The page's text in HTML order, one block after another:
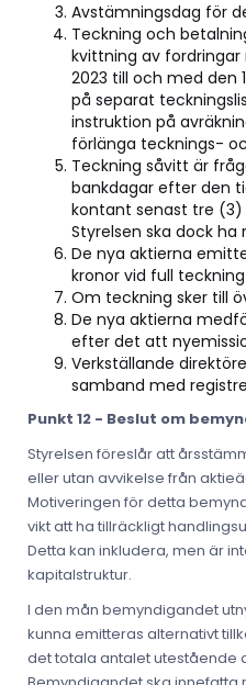
Avstämningsdag för
Teckning och
kvittning av
2023 till och med den
på separat
instruktion på
förlänga tecknings-
Teckning såvitt är
bankdagar efter den
kontant senast tre (3)
Styrelsen ska dock
De nya aktierna
kronor vid full
Om teckning sker till
De nya aktierna
efter det att
Verkställande
samband med
Punkt 12 - Beslut om
Styrelsen föreslår att
eller utan avvikelse från
Motiveringen för detta
vikt att ha tillräckligt
Detta kan inkludera, men är
kapitalstruktur.
I den mån bemyndigandet
kunna emitteras alternativt
det totala antalet utestående